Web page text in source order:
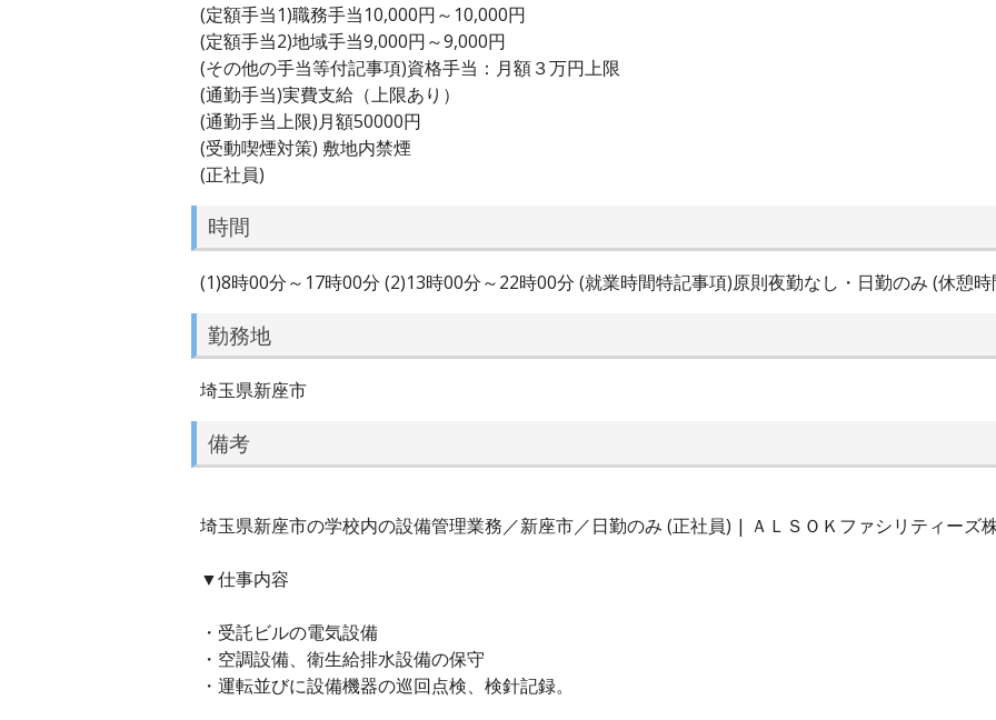
(定額手当1)職務手当10,000円～10,000円
(定額手当2)地域手当9,000円～9,000円
(その他の手当等付記事項)資格手当：月額３万円上限
(通勤手当)実費支給（上限あり）
(通勤手当上限)月額50000円
(受動喫煙対策) 敷地内禁煙
(正社員)
時間
(1)8時00分～17時00分 (2)13時00分～22時00分 (就業時間特記事項)原則夜勤なし・日勤のみ (休憩
勤務地
埼玉県新座市
備考
埼玉県新座市の学校内の設備管理業務／新座市／日勤のみ (正社員) | ＡＬＳＯＫファシリティーズ
▼仕事内容
・受託ビルの電気設備
・空調設備、衛生給排水設備の保守
・運転並びに設備機器の巡回点検、検針記録。